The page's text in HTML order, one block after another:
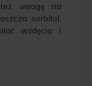
uwagę na
sorbitol,
wzdęcia i